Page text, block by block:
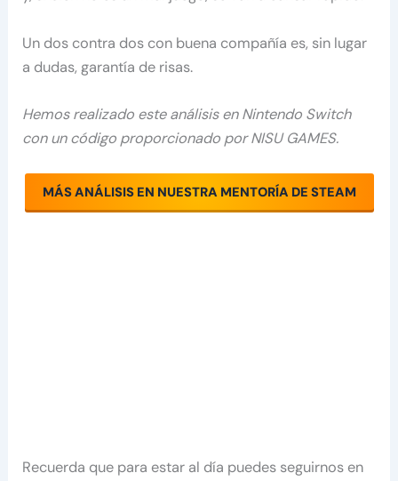
Un dos contra dos con buena compañía es, sin lugar
a dudas, garantía de risas.
Hemos realizado este análisis en Nintendo Switch
con un código proporcionado por NISU GAMES.
MÁS ANÁLISIS EN NUESTRA MENTORÍA DE STEAM
Recuerda que para estar al día puedes seguirnos en